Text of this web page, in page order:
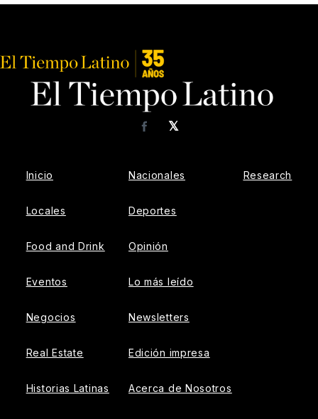
𝕏
Facebook
Inicio
Locales
Food and Drink
Eventos
Negocios
Real Estate
Historias Latinas
Nacionales
Deportes
Opinión
Lo más leído
Newsletters
Edición impresa
Acerca de Nosotros
Research